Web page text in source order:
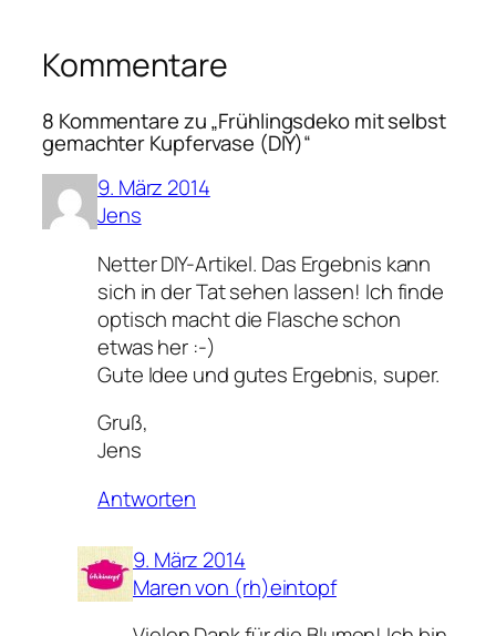
Kommentare
8 Kommentare zu „Frühlingsdeko mit selbst
gemachter Kupfervase (DIY)“
9. März 2014
Jens
Netter DIY-Artikel. Das Ergebnis kann
sich in der Tat sehen lassen! Ich finde
optisch macht die Flasche schon
etwas her :-)
Gute Idee und gutes Ergebnis, super.
Gruß,
Jens
Antworten
9. März 2014
Maren von (rh)eintopf